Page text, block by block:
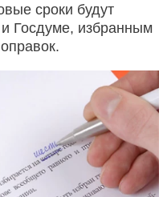
сроки будут
и Госдуме, избранным